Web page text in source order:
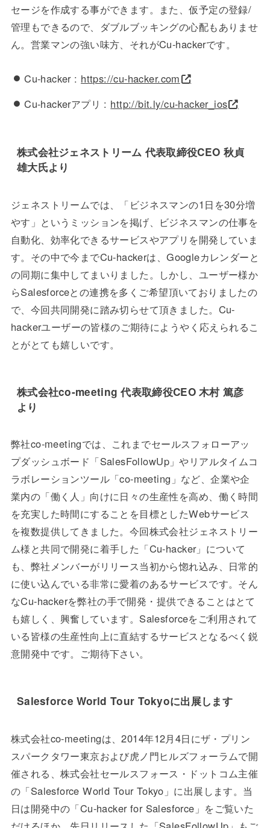
セージを作成する事ができます。また、仮予定の登録/
管理もできるので、ダブルブッキングの心配もありませ
ん。営業マンの強い味方、それがCu-hackerです。
Cu-hacker : https://cu-hacker.com
Cu-hackerアプリ : http://bit.ly/cu-hacker_ios
株式会社ジェネストリーム 代表取締役CEO 秋貞
雄大氏より
ジェネストリームでは、「ビジネスマンの1日を30分増
やす」というミッションを掲げ、ビジネスマンの仕事を
自動化、効率化できるサービスやアプリを開発していま
す。その中で今までCu-hackerは、Googleカレンダーと
の同期に集中してまいりました。しかし、ユーザー様か
らSalesforceとの連携を多くご希望頂いておりましたの
で、今回共同開発に踏み切らせて頂きました。Cu-
hackerユーザーの皆様のご期待にようやく応えられるこ
とがとても嬉しいです。
株式会社co-meeting 代表取締役CEO 木村 篤彦
より
弊社co-meetingでは、これまでセールスフォローアッ
プダッシュボード「SalesFollowUp」やリアルタイムコ
ラボレーションツール「co-meeting」など、企業や企
業内の「働く人」向けに日々の生産性を高め、働く時間
を充実した時間にすることを目標としたWebサービス
を複数提供してきました。今回株式会社ジェネストリー
ム様と共同で開発に着手した「Cu-hacker」について
も、弊社メンバーがリリース当初から惚れ込み、日常的
に使い込んでいる非常に愛着のあるサービスです。そん
なCu-hackerを弊社の手で開発・提供できることはとて
も嬉しく、興奮しています。Salesforceをご利用されて
いる皆様の生産性向上に直結するサービスとなるべく鋭
意開発中です。ご期待下さい。
Salesforce World Tour Tokyoに出展します
株式会社co-meetingは、2014年12月4日にザ・プリン
スパークタワー東京および虎ノ門ヒルズフォーラムで開
催される、株式会社セールスフォース・ドットコム主催
の「Salesforce World Tour Tokyo」に出展します。当
日は開発中の「Cu-hacker for Salesforce」をご覧いた